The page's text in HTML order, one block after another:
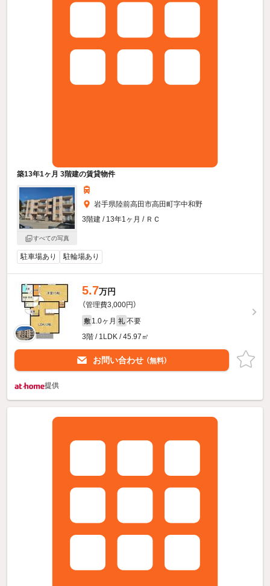
築13年1ヶ月 3階建の賃貸物件
すべての写真
岩手県陸前高田市高田町字中和野
3階建 / 13年1ヶ月 / ＲＣ
駐車場あり 駐輪場あり
5.7万円
（管理費3,000円）
敷 1.0ヶ月 礼 不要
3階 / 1LDK / 45.97㎡
お問い合わせ （無料）
提供